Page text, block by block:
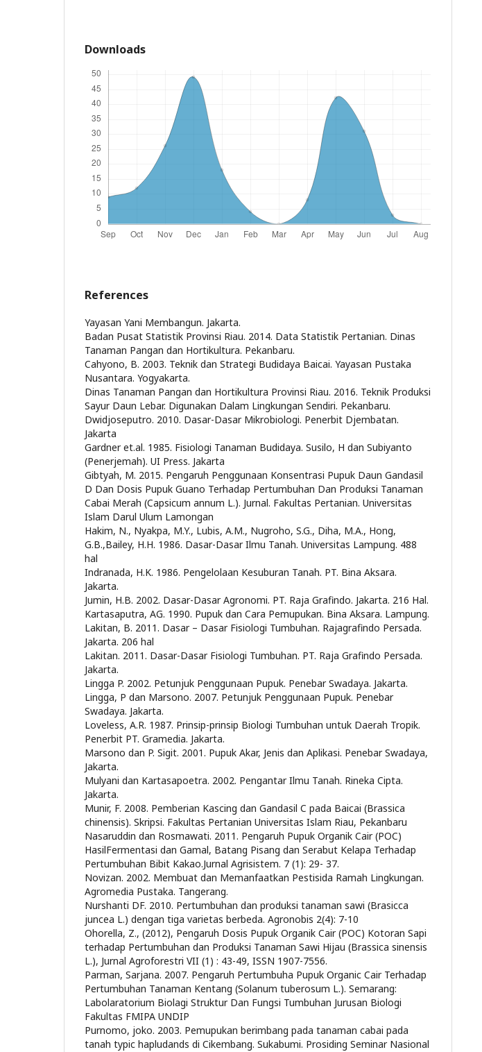
Downloads
References
Yayasan Yani Membangun. Jakarta.
Badan Pusat Statistik Provinsi Riau. 2014. Data Statistik Pertanian. Dinas
Tanaman Pangan dan Hortikultura. Pekanbaru.
Cahyono, B. 2003. Teknik dan Strategi Budidaya Baicai. Yayasan Pustaka
Nusantara. Yogyakarta.
Dinas Tanaman Pangan dan Hortikultura Provinsi Riau. 2016. Teknik Produksi
Sayur Daun Lebar. Digunakan Dalam Lingkungan Sendiri. Pekanbaru.
Dwidjoseputro. 2010. Dasar-Dasar Mikrobiologi. Penerbit Djembatan.
Jakarta
Gardner et.al. 1985. Fisiologi Tanaman Budidaya. Susilo, H dan Subiyanto
(Penerjemah). UI Press. Jakarta
Gibtyah, M. 2015. Pengaruh Penggunaan Konsentrasi Pupuk Daun Gandasil
D Dan Dosis Pupuk Guano Terhadap Pertumbuhan Dan Produksi Tanaman
Cabai Merah (Capsicum annum L.). Jurnal. Fakultas Pertanian. Universitas
Islam Darul Ulum Lamongan
Hakim, N., Nyakpa, M.Y., Lubis, A.M., Nugroho, S.G., Diha, M.A., Hong,
G.B.,Bailey, H.H. 1986. Dasar-Dasar Ilmu Tanah. Universitas Lampung. 488
hal
Indranada, H.K. 1986. Pengelolaan Kesuburan Tanah. PT. Bina Aksara.
Jakarta.
Jumin, H.B. 2002. Dasar-Dasar Agronomi. PT. Raja Grafindo. Jakarta. 216 Hal.
Kartasaputra, AG. 1990. Pupuk dan Cara Pemupukan. Bina Aksara. Lampung.
Lakitan, B. 2011. Dasar – Dasar Fisiologi Tumbuhan. Rajagrafindo Persada.
Jakarta. 206 hal
Lakitan. 2011. Dasar-Dasar Fisiologi Tumbuhan. PT. Raja Grafindo Persada.
Jakarta.
Lingga P. 2002. Petunjuk Penggunaan Pupuk. Penebar Swadaya. Jakarta.
Lingga, P dan Marsono. 2007. Petunjuk Penggunaan Pupuk. Penebar
Swadaya. Jakarta.
Loveless, A.R. 1987. Prinsip-prinsip Biologi Tumbuhan untuk Daerah Tropik.
Penerbit PT. Gramedia. Jakarta.
Marsono dan P. Sigit. 2001. Pupuk Akar, Jenis dan Aplikasi. Penebar Swadaya,
Jakarta.
Mulyani dan Kartasapoetra. 2002. Pengantar Ilmu Tanah. Rineka Cipta.
Jakarta.
Munir, F. 2008. Pemberian Kascing dan Gandasil C pada Baicai (Brassica
chinensis). Skripsi. Fakultas Pertanian Universitas Islam Riau, Pekanbaru
Nasaruddin dan Rosmawati. 2011. Pengaruh Pupuk Organik Cair (POC)
HasilFermentasi dan Gamal, Batang Pisang dan Serabut Kelapa Terhadap
Pertumbuhan Bibit Kakao.Jurnal Agrisistem. 7 (1): 29- 37.
Novizan. 2002. Membuat dan Memanfaatkan Pestisida Ramah Lingkungan.
Agromedia Pustaka. Tangerang.
Nurshanti DF. 2010. Pertumbuhan dan produksi tanaman sawi (Brasicca
juncea L.) dengan tiga varietas berbeda. Agronobis 2(4): 7-10
Ohorella, Z., (2012), Pengaruh Dosis Pupuk Organik Cair (POC) Kotoran Sapi
terhadap Pertumbuhan dan Produksi Tanaman Sawi Hijau (Brassica sinensis
L.), Jurnal Agroforestri VII (1) : 43-49, ISSN 1907-7556.
Parman, Sarjana. 2007. Pengaruh Pertumbuha Pupuk Organic Cair Terhadap
Pertumbuhan Tanaman Kentang (Solanum tuberosum L.). Semarang:
Labolaratorium Biolagi Struktur Dan Fungsi Tumbuhan Jurusan Biologi
Fakultas FMIPA UNDIP
Purnomo, joko. 2003. Pemupukan berimbang pada tanaman cabai pada
tanah typic hapludands di Cikembang. Sukabumi. Prosiding Seminar Nasional